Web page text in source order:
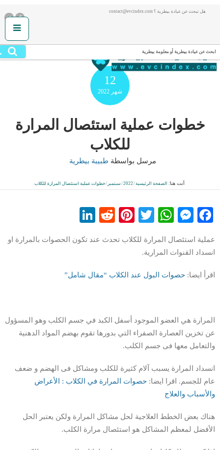
هل تبحث عن عيادة بيطرية ؟ contact@evcindex.com
ابحث عن عيادة بيطرية أو معلومة بيطرية
12
شهر 2022
خطوات عملية استئصال المرارة
للكلاب
مرسل بواسطة طبيبة بيطرية
أنت هنا: الصفحة الرئيسية/
2022
/ سبتمبر /خطوات عملية استئصال المرارة للكلاب
Facebook
Messenger
WhatsApp
Twitter
Pinterest
Reddit
عملية استئصال المرارة للكلاب تحدث عند تكون الحصوات بالمرارة او
انسداد القنوات المرارية.
اقرأ ايضا: حصوات البول عند الكلاب “مقال شامل”
المرارة هي العضو الموجود أسفل الكبد في جسم الكلب وهو المسؤول
عن تخزين العصارة الصفراء التي بدورها تقوم بهضم المواد الدهنية
والتعامل معها فى جسم الكلب.
انسداد المرارة يسبب آلام كثيرة للكلب ومشاكل فى الهضم و ضعف
عام للجسم. اقرا ايضا: حصوات المرارة في الكلاب : الأعراض
والأسباب والعلاج
هناك بعض الخطط العلاجية لحل مشاكل المرارة ولكن يعتبر الحل
الأفضل لمعظم المشاكل هو استئصال مرارة الكلب.